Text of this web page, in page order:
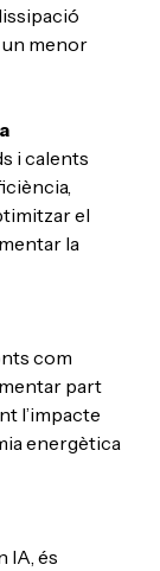
un menor
i calents
el
la
com
part
l’impacte
energètica
IA, és